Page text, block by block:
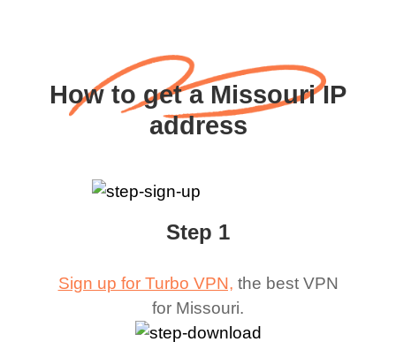
How to get a Missouri IP
address
Step 1
Sign up for Turbo VPN, the best VPN
for Missouri.